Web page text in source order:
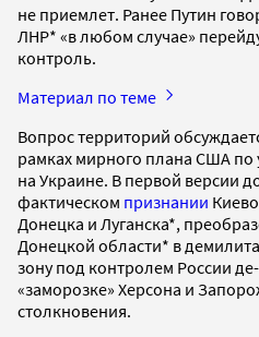
не приемлет. Ранее Путин
ЛНР* «в любом случае»
контроль.
Материал по теме
Вопрос территорий
рамках мирного плана США по
на Украине. В первой версии
фактическом признании
Донецка и Луганска*,
Донецкой области* в
зону под контролем России
«заморозке» Херсона и
столкновения.